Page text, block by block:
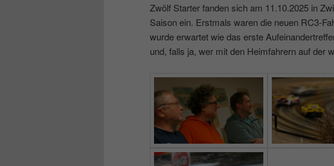
Zwölf Starter fanden sich am 11.10.2025 in
Saison ein. Erstmals waren die neuen RC3-
wurde erwartet wie das erste
und, falls ja, wer mit den Heimfahrern auf der